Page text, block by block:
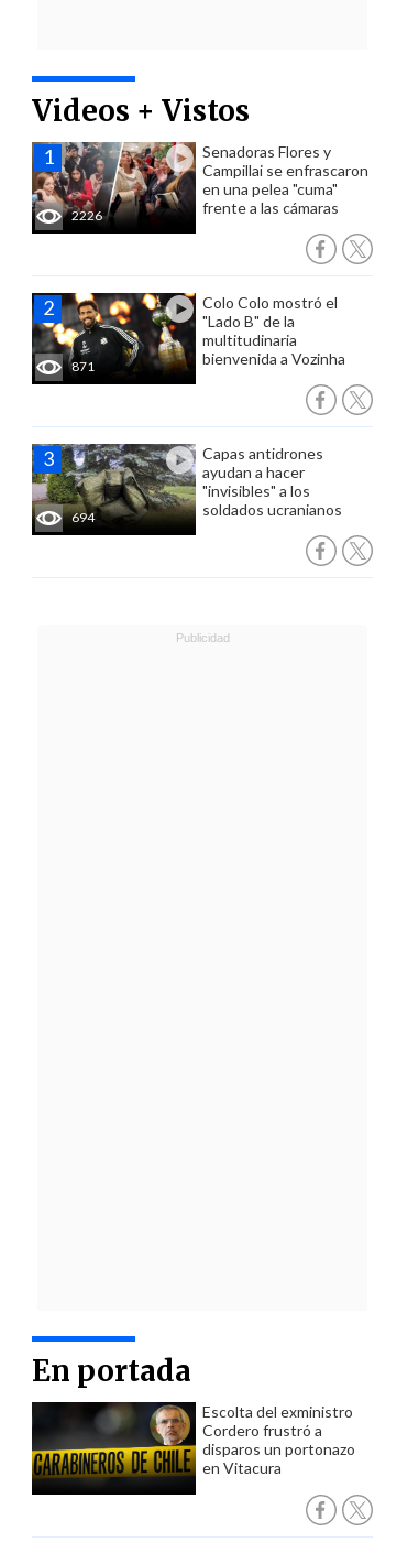
Videos + Vistos
2226
Senadoras Flores y
Campillai se enfrascaron
en una pelea "cuma"
frente a las cámaras
871
Colo Colo mostró el
"Lado B" de la
multitudinaria
bienvenida a Vozinha
694
Capas antidrones
ayudan a hacer
"invisibles" a los
soldados ucranianos
En portada
Escolta del exministro
Cordero frustró a
disparos un portonazo
en Vitacura